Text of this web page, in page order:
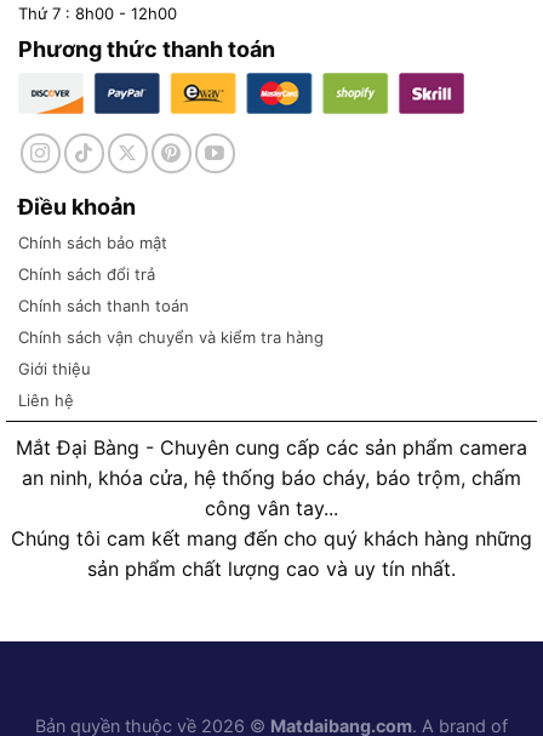
Thứ 7 : 8h00 - 12h00
Phương thức thanh toán
Điều khoản
Chính sách bảo mật
Chính sách đổi trả
Chính sách thanh toán
Chính sách vận chuyển và kiểm tra hàng
Giới thiệu
Liên hệ
Mắt Đại Bàng - Chuyên cung cấp các sản phẩm camera
an ninh, khóa cửa, hệ thống báo cháy, báo trộm, chấm
công vân tay...
Chúng tôi cam kết mang đến cho quý khách hàng những
sản phẩm chất lượng cao và uy tín nhất.
Bản quyền thuộc về 2026 © Matdaibang.com. A brand of